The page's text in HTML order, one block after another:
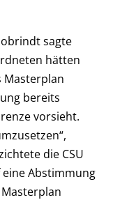
sagte
hätten
Masterplan
bereits
vorsieht.
die CSU
Abstimmung